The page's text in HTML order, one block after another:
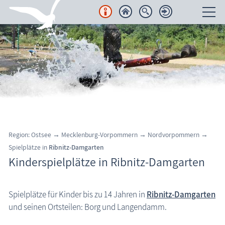
Unterkünfte
Regionales
Urlaubsorte
Fuhlendorf
Kenz-Küstrow
Pruchten & Bresewitz
Ribnitz-Damgarten, Bernsteinstadt
Region: Ostsee → Mecklenburg-Vorpommern → Nordvorpommern →
Spielplätze in Ribnitz-Damgarten
Kinderspielplätze in Ribnitz-Damgarten
Spielplätze für Kinder bis zu 14 Jahren in Ribnitz-Damgarten
und seinen Ortsteilen: Borg und Langendamm.